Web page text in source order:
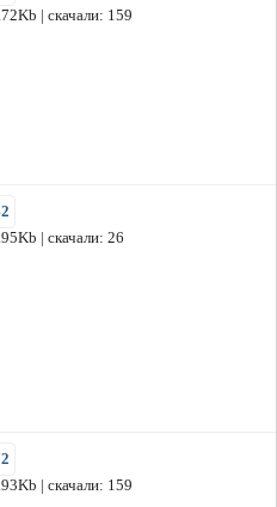
| скачали: 159
| скачали: 26
| скачали: 159